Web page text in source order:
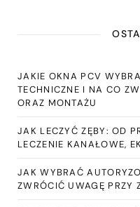
JAKIE OKNA PCV
TECHNICZNE I NA CO
ORAZ MONTAŻU
JAK LECZYĆ ZĘBY: OD
LECZENIE KANAŁOWE,
JAK WYBRAĆ
ZWRÓCIĆ UWAGĘ PRZY